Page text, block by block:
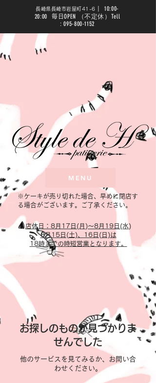
長崎県長崎市岩屋町41-6
10:00-
20:00 毎日OPEN （不定休）Tell
:095-800-1152
MENU
​※ケーキが売り切れた場合、早めに閉店す
る場合がございます。ご了承ください。
​店休日：8月17日(月)～8月19日(水)
​8月15日(土)、16日(日)は
18時までの時短営業となります。
お探しのものが見つかりま
せんでした
他のサービスを見てみるか、お問い合
わせください。